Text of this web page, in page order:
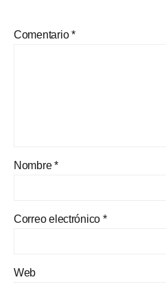
Comentario*
Nombre*
Correo electrónico *
Web